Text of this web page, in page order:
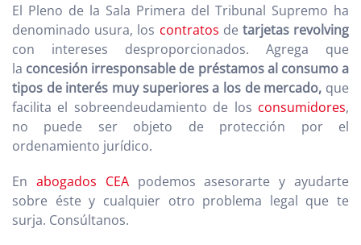
El Pleno de la Sala Primera del Tribunal Supremo ha
denominado usura, los contratos de tarjetas revolving
con intereses desproporcionados. Agrega que
la concesión irresponsable de préstamos al consumo a
tipos de interés muy superiores a los de mercado, que
facilita el sobreendeudamiento de los consumidores,
no puede ser objeto de protección por el
ordenamiento jurídico.
En abogados CEApodemos asesorarte y ayudarte
sobre éste y cualquier otro problema legal que te
surja. Consúltanos.